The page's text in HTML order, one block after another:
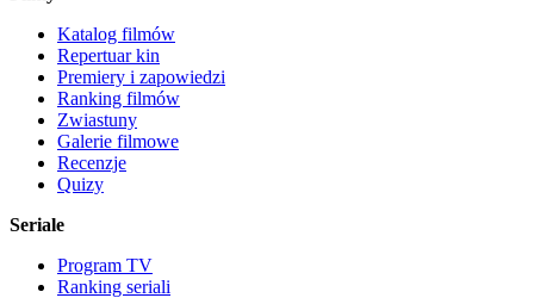
Katalog filmów
Repertuar kin
Premiery i zapowiedzi
Ranking filmów
Zwiastuny
Galerie filmowe
Recenzje
Quizy
Seriale
Program TV
Ranking seriali